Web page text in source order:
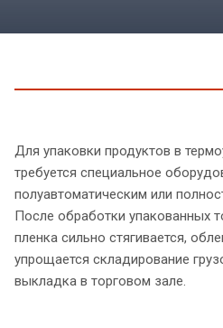
Для упаковки продуктов в
требуется специальное
полуавтоматическим или
После обработки упакованных
пленка сильно стягивается,
упрощается складирование
выкладка в торговом зале.